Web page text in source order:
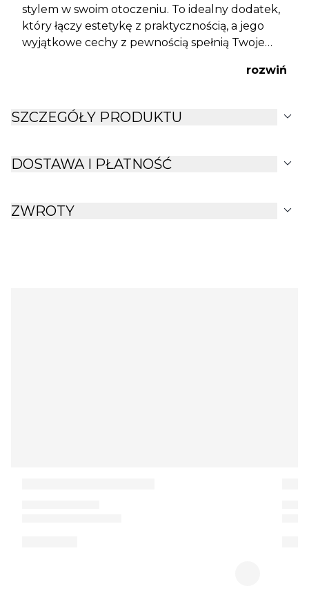
stylem w swoim otoczeniu. To idealny dodatek,
który łączy estetykę z praktycznością, a jego
wyjątkowe cechy z pewnością spełnią Twoje
rozwiń
SZCZEGÓŁY PRODUKTU expand_more
DOSTAWA I PŁATNOŚĆ expand_more
ZWROTY expand_more